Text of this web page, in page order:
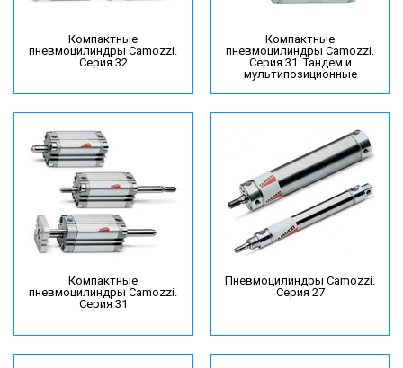
Компактные
пневмоцилиндры Camozzi.
Серия 32
Компактные
пневмоцилиндры Camozzi.
Серия 31. Тандем и
мультипозиционные
Компактные
пневмоцилиндры Camozzi.
Серия 31
Пневмоцилиндры Camozzi.
Серия 27